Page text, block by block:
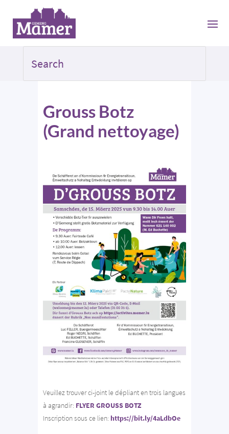
Grouss Botz
(Grand nettoyage)
Veuillez trouver ci-joint le dépliant en trois langues
à agrandir: FLYER GROUSS BOTZ
Inscription sous ce lien: https://bit.ly/4aLdbOe